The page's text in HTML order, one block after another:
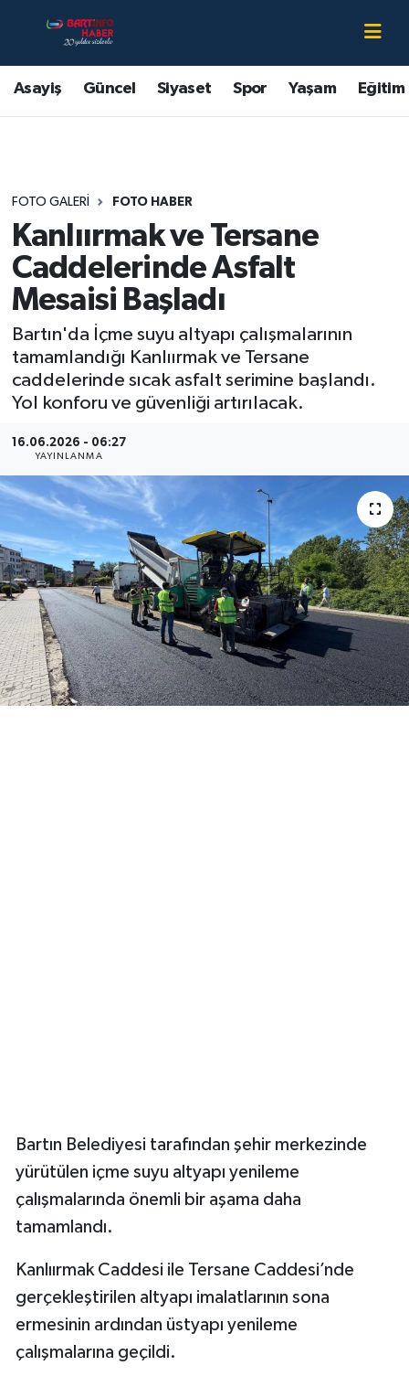
Asayiş Güncel Siyaset Spor Yaşam Eğitim
FOTO GALERI FOTO HABER
Kanlıırmak ve Tersane
Caddelerinde Asfalt
Mesaisi Başladı
Bartın'da İçme suyu altyapı çalışmalarının
tamamlandığı Kanlıırmak ve Tersane
caddelerinde sıcak asfalt serimine başlandı.
Yol konforu ve güvenliği artırılacak.
16.06.2026 - 06:27
YAYINLANMA
Bartın Belediyesi tarafından şehir merkezinde
yürütülen içme suyu altyapı yenileme
çalışmalarında önemli bir aşama daha
tamamlandı.
Kanlıırmak Caddesi ile Tersane Caddesi’nde
gerçekleştirilen altyapı imalatlarının sona
ermesinin ardından üstyapı yenileme
çalışmalarına geçildi.
Asayiş
Bartın Hakkında
Eğitim
Ekonomi
Güncel
Kültür-Sanat
Magazin
Medya
Sağlık
Sinema
Sivil Toplum
Siyaset
Spor
Bartın Nöbetçi Eczaneler
Bartın Hava Durumu
Bartın Trafik Yoğunluk Haritası
Süper Lig Puan Durumu ve Fikstür
Tüm Manşetler
Son Dakika Haberleri
Haber Arşivi